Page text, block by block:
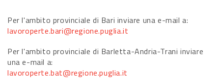
Per l'ambito provinciale di Bari inviare una e-mail a:
lavoroperte.bari@regione.puglia.it
Per l'ambito provinciale di Barletta-Andria-Trani inviare
una e-mail a:
lavoroperte.bat@regione.puglia.it